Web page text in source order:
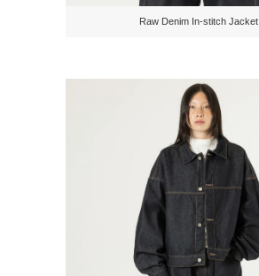
Raw Denim In-stitch Jacket